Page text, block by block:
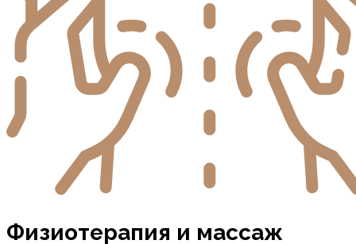
Физиотерапия и массаж